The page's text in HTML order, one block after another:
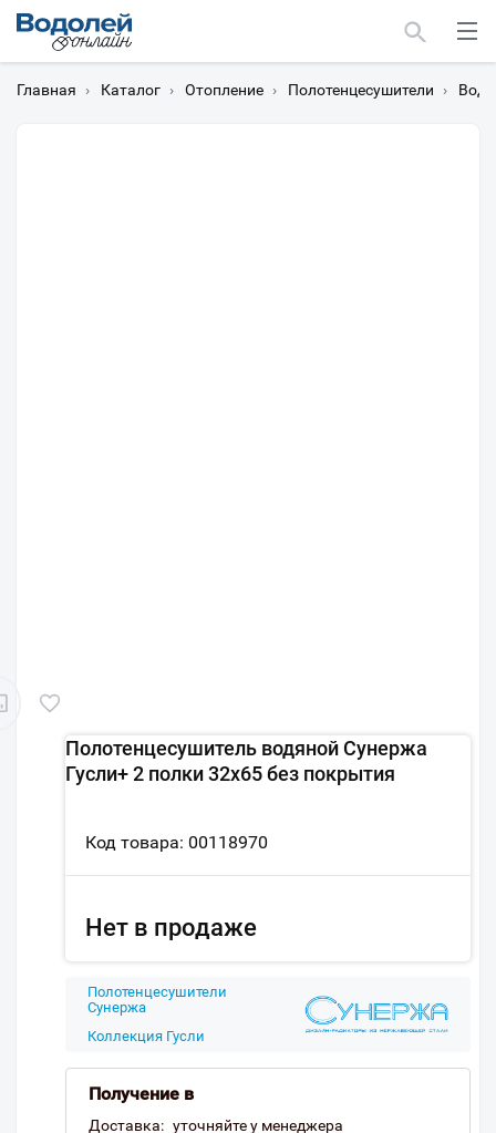
Главная › Каталог › Отопление › Полотенцесушители ›
Полотенцесушитель водяной Сунержа
Гусли+ 2 полки 32х65 без покрытия
Код товара: 00118970
Нет в продаже
Полотенцесушители
Сунержа
Коллекция Гусли
Получение в
Доставка: уточняйте у менеджера